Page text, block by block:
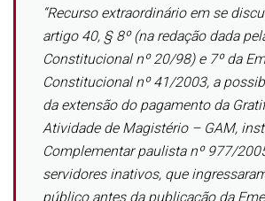
“Recurso extraordinário em se
artigo 40, § 8º (na redação dada
Constitucional nº 20/98) e 7º da
Constitucional nº 41/2003, a
da extensão do pagamento da
Atividade de Magistério – GAM,
Complementar paulista nº 977/
servidores inativos, que
público antes da publicação da